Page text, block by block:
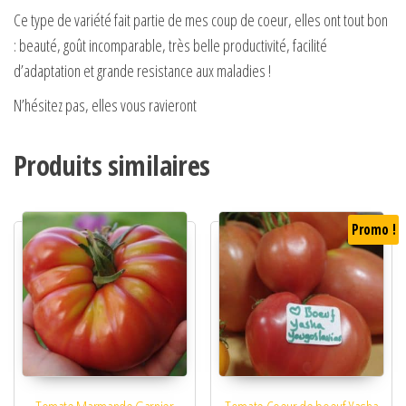
Ce type de variété fait partie de mes coup de coeur, elles ont tout bon
: beauté, goût incomparable, très belle productivité, facilité
d’adaptation et grande resistance aux maladies !
N’hésitez pas, elles vous ravieront
Produits similaires
Promo !